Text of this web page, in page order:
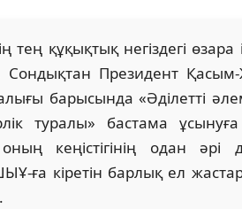
тең құқықтық негіздегі
Президент
барысында «Әділетті
туралы» бастама
кеңістігінің одан әрі
ға кіретін барлық ел